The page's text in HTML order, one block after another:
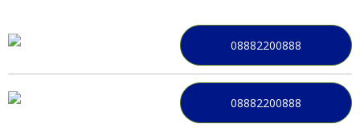
08882200888
08882200888